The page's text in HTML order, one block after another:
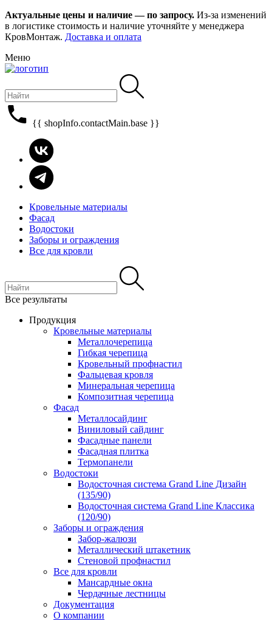
Актуальные цены и наличие — по запросу. Из-за изменений
в логистике стоимость и наличие уточняйте у менеджера
КровМонтаж. Доставка и оплата
Меню
{{ shopInfo.contactMain.base }}
Кровельные материалы
Фасад
Водостоки
Заборы и ограждения
Все для кровли
Все результаты
Продукция
Кровельные материалы
Металлочерепица
Гибкая черепица
Кровельный профнастил
Фальцевая кровля
Минеральная черепица
Композитная черепица
Фасад
Металлосайдинг
Виниловый сайдинг
Фасадные панели
Фасадная плитка
Термопанели
Водостоки
Водосточная система Grand Line Дизайн
(135/90)
Водосточная система Grand Line Классика
(120/90)
Заборы и ограждения
Забор-жалюзи
Металлический штакетник
Стеновой профнастил
Все для кровли
Мансардные окна
Чердачные лестницы
Документация
О компании